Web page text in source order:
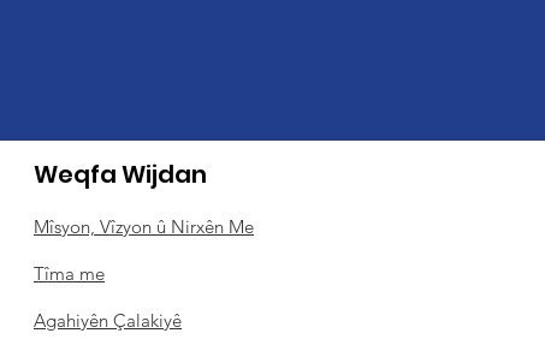
Weqfa Wijdan
Mîsyon, Vîzyon û Nirxên Me
Tîma me
Agahiyên Çalakiyê